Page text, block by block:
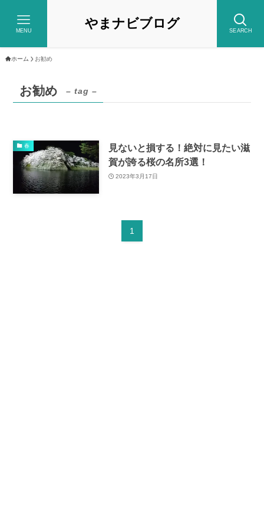
やまナビブログ SEARCH
MENU
ホーム お勧め
お勧め – tag –
春
見ないと損する！絶対に見たい滋
賀が誇る桜の名所3選！
2023年3月17日
1